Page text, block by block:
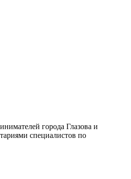
города Глазова и
специалистов по